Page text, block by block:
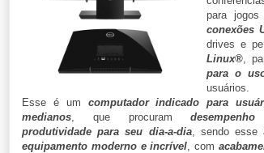
para
conexões
drives e
Linux®,
para o
usuários.
Esse é um computador indicado para
medianos, que procuram
produtividade para seu dia-a-dia, sendo esse
equipamento moderno e incrível, com